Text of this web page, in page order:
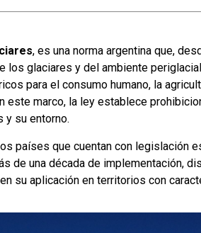
, es una norma argentina que,
glaciares y del ambiente
para el consumo humano, la
este marco, la ley establece
y su entorno.
países que cuentan con legislación
de una década de implementación,
su aplicación en territorios con